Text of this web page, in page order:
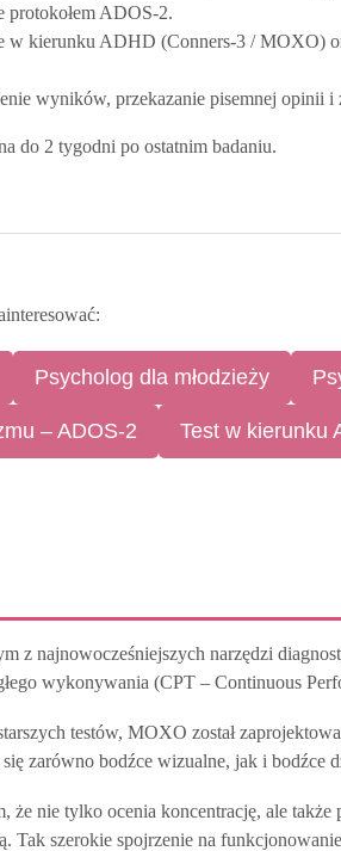
protokołem ADOS-2.
w kierunku ADHD (Conners-3 / MOXO)
wyników, przekazanie pisemnej opinii i
do 2 tygodni po ostatnim badaniu.
Psycholog dla młodzieży
– ADOS-2 Test w kierunku
z najnowocześniejszych narzędzi
wykonywania (CPT – Continuous
testów, MOXO został
zarówno bodźce wizualne, jak i bodźce
że nie tylko ocenia koncentrację, ale
Tak szerokie spojrzenie na